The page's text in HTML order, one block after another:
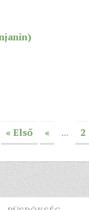
« Első « ... 2